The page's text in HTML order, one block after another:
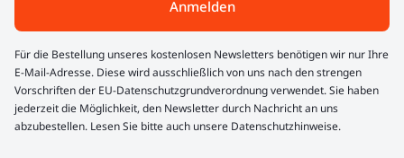
Anmelden
Für die Bestellung unseres kostenlosen Newsletters benötigen wir nur Ihre
E-Mail-Adresse. Diese wird ausschließlich von uns nach den strengen
Vorschriften der EU-Datenschutzgrundverordnung verwendet. Sie haben
jederzeit die Möglichkeit, den Newsletter durch Nachricht an uns
abzubestellen. Lesen Sie bitte auch unsere Datenschutzhinweise.